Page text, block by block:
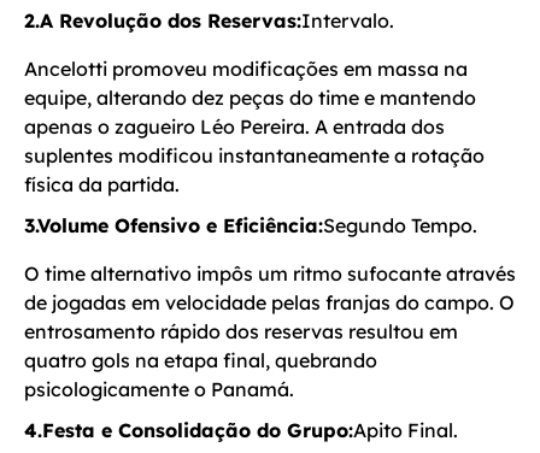
2.A Revolução dos Reservas:Intervalo.
Ancelotti promoveu modificações em massa na
equipe, alterando dez peças do time e mantendo
apenas o zagueiro Léo Pereira. A entrada dos
suplentes modificou instantaneamente a rotação
física da partida.
3.Volume Ofensivo e Eficiência:Segundo Tempo.
O time alternativo impôs um ritmo sufocante através
de jogadas em velocidade pelas franjas do campo. O
entrosamento rápido dos reservas resultou em
quatro gols na etapa final, quebrando
psicologicamente o Panamá.
4.Festa e Consolidação do Grupo:Apito Final.